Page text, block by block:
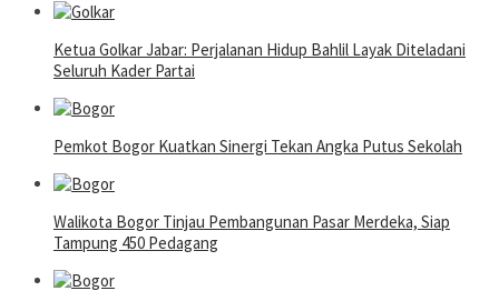
Ketua Golkar Jabar: Perjalanan Hidup Bahlil Layak Diteladani
Seluruh Kader Partai
Pemkot Bogor Kuatkan Sinergi Tekan Angka Putus Sekolah
Walikota Bogor Tinjau Pembangunan Pasar Merdeka, Siap
Tampung 450 Pedagang